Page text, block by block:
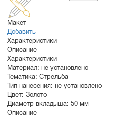
Макет
Добавить
Характеристики
Описание
Характеристики
Материал: не установлено
Тематика: Стрельба
Тип нанесения: не установлено
Цвет: Золото
Диаметр вкладыша: 50 мм
Описание